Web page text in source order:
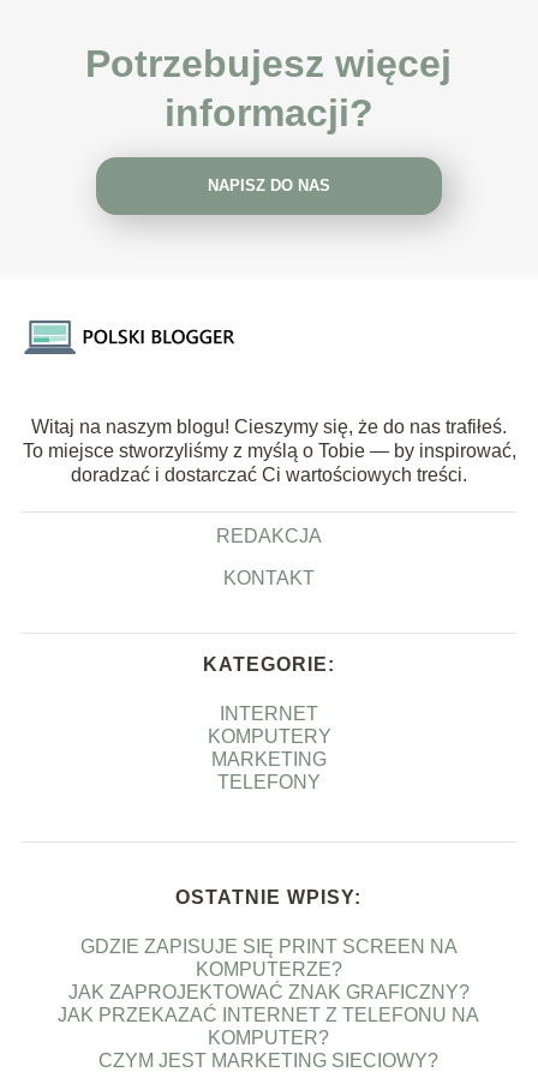
Potrzebujesz więcej
informacji?
NAPISZ DO NAS
Witaj na naszym blogu! Cieszymy się, że do nas trafiłeś.
To miejsce stworzyliśmy z myślą o Tobie — by inspirować,
doradzać i dostarczać Ci wartościowych treści.
REDAKCJA
KONTAKT
KATEGORIE:
INTERNET
KOMPUTERY
MARKETING
TELEFONY
OSTATNIE WPISY:
GDZIE ZAPISUJE SIĘ PRINT SCREEN NA
KOMPUTERZE?
JAK ZAPROJEKTOWAĆ ZNAK GRAFICZNY?
JAK PRZEKAZAĆ INTERNET Z TELEFONU NA
KOMPUTER?
CZYM JEST MARKETING SIECIOWY?